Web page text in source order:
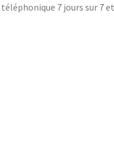
7 jours sur 7